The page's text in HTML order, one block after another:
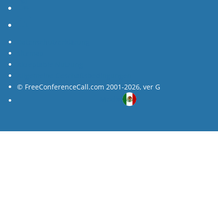
© FreeConferenceCall.com 2001-2026, ver G